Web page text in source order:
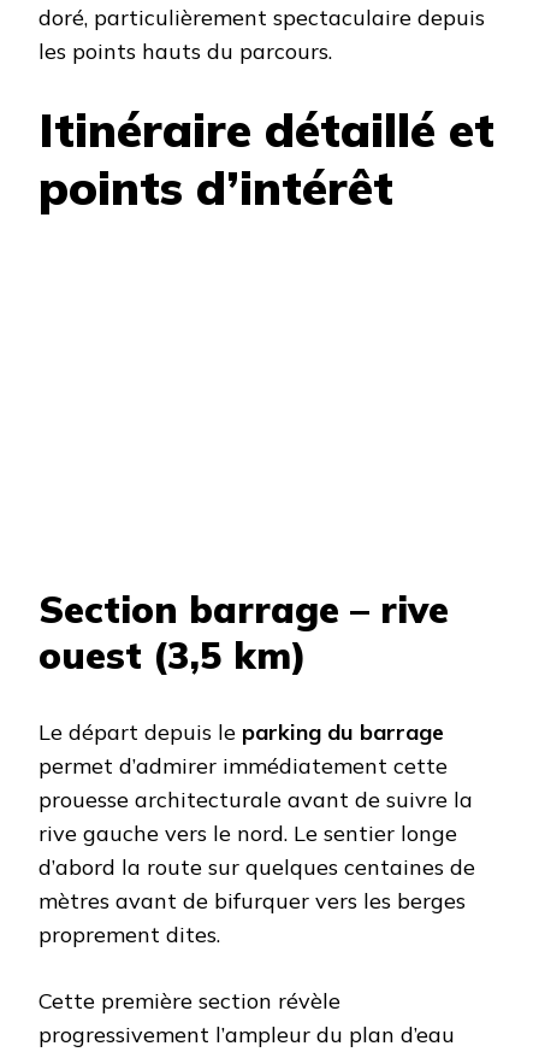
doré, particulièrement spectaculaire depuis
les points hauts du parcours.
Itinéraire détaillé et
points d’intérêt
Section barrage – rive
ouest (3,5 km)
Le départ depuis le parking du barrage
permet d’admirer immédiatement cette
prouesse architecturale avant de suivre la
rive gauche vers le nord. Le sentier longe
d’abord la route sur quelques centaines de
mètres avant de bifurquer vers les berges
proprement dites.
Cette première section révèle
progressivement l’ampleur du plan d’eau